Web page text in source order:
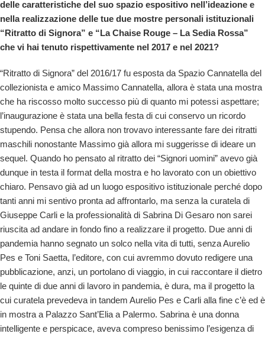
delle caratteristiche del suo spazio espositivo nell’ideazione e
nella realizzazione delle tue due mostre personali istituzionali
“Ritratto di Signora” e “La Chaise Rouge – La Sedia Rossa”
che vi hai tenuto rispettivamente nel 2017 e nel 2021?
“Ritratto di Signora” del 2016/17 fu esposta da Spazio Cannatella del
collezionista e amico Massimo Cannatella, allora è stata una mostra
che ha riscosso molto successo più di quanto mi potessi aspettare;
l’inaugurazione è stata una bella festa di cui conservo un ricordo
stupendo. Pensa che allora non trovavo interessante fare dei ritratti
maschili nonostante Massimo già allora mi suggerisse di ideare un
sequel. Quando ho pensato al ritratto dei “Signori uomini” avevo già
dunque in testa il format della mostra e ho lavorato con un obiettivo
chiaro. Pensavo già ad un luogo espositivo istituzionale perché dopo
tanti anni mi sentivo pronta ad affrontarlo, ma senza la curatela di
Giuseppe Carli e la professionalità di Sabrina Di Gesaro non sarei
riuscita ad andare in fondo fino a realizzare il progetto. Due anni di
pandemia hanno segnato un solco nella vita di tutti, senza Aurelio
Pes e Toni Saetta, l’editore, con cui avremmo dovuto redigere una
pubblicazione, anzi, un portolano di viaggio, in cui raccontare il dietro
le quinte di due anni di lavoro in pandemia, è dura, ma il progetto la
cui curatela prevedeva in tandem Aurelio Pes e Carli alla fine c’è ed è
in mostra a Palazzo Sant’Elia a Palermo. Sabrina è una donna
intelligente e perspicace, aveva compreso benissimo l’esigenza di